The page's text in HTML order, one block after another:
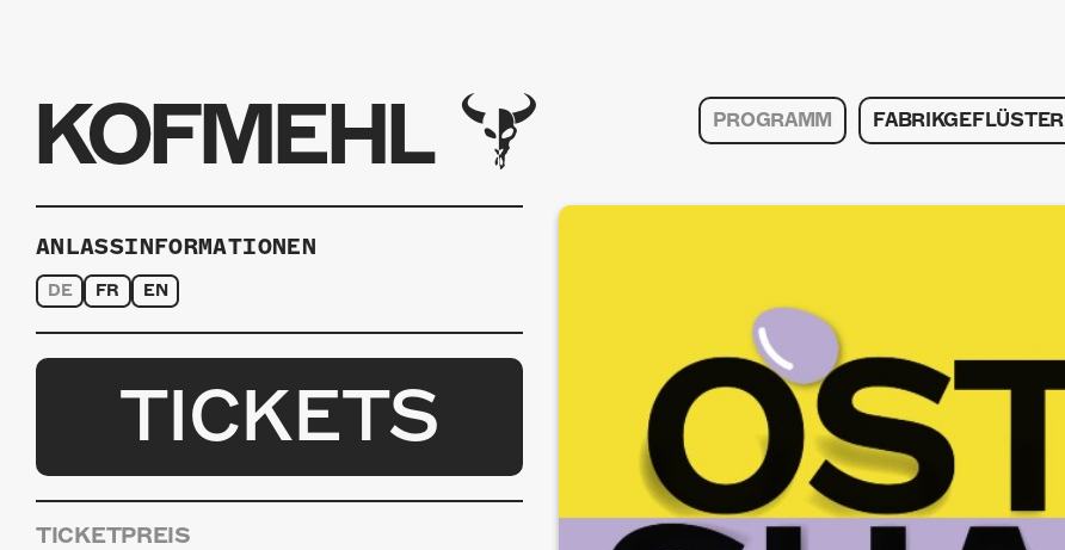
KOFMEHL PROGRAMM FABRIKGEFLÜSTER
ANLASSINFORMATIONEN
DE FR EN
TICKETS
TICKETPREIS